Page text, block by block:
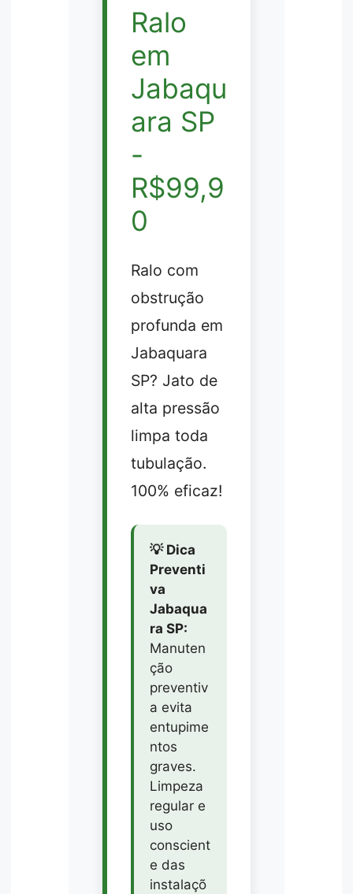
Ralo
em
Jabaqu
ara SP
-
R$99,9
0
Ralo com
obstrução
profunda em
Jabaquara
SP? Jato de
alta pressão
limpa toda
tubulação.
100% eficaz!
💡 Dica
Preventi
va
Jabaqua
ra SP:
Manuten
ção
preventiv
a evita
entupime
ntos
graves.
Limpeza
regular e
uso
conscient
e das
instalaçõ